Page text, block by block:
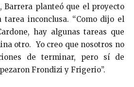
Barrera planteó que el proyecto
tarea inconclusa. “Como dijo el
hay algunas tareas que
otro. Yo creo que nosotros no
de terminar, pero sí de
Frondizi y Frigerio”.